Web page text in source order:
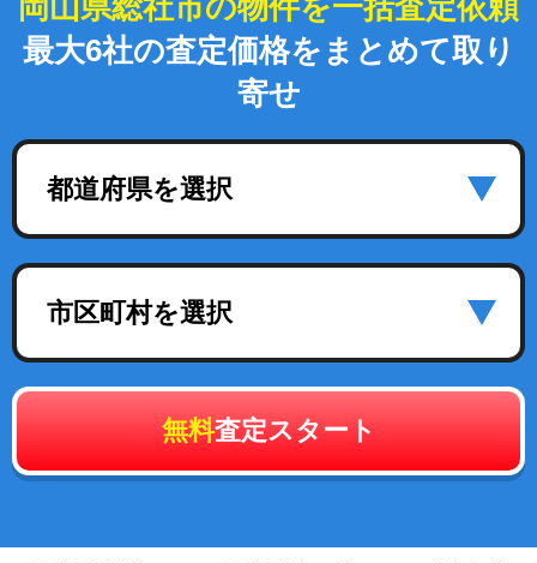
岡山県総社市の物件を一括査定依頼
最大6社の査定価格をまとめて取り
寄せ
都道府県を選択
市区町村を選択
無料査定スタート